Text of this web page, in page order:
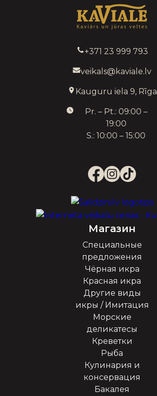
+371 23 999 793
veikals@kaviale.lv
Kauguru iela 9, Rīga
Pr. – Pt.: 09:00 –
19:00
S.: 10:00 – 15:00
Магазин
Специальные
предложения
Чёрная икра
Красная икра
Другие виды
икры / Имитация
Морские
деликатесы
Креветки
Рыба
Кулинария и
консервация
Бакалея